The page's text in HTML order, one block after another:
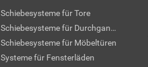
Schiebesysteme für Tore
Schiebesysteme für Durchgangstüren
Schiebesysteme für Möbeltüren
Systeme für Fensterläden